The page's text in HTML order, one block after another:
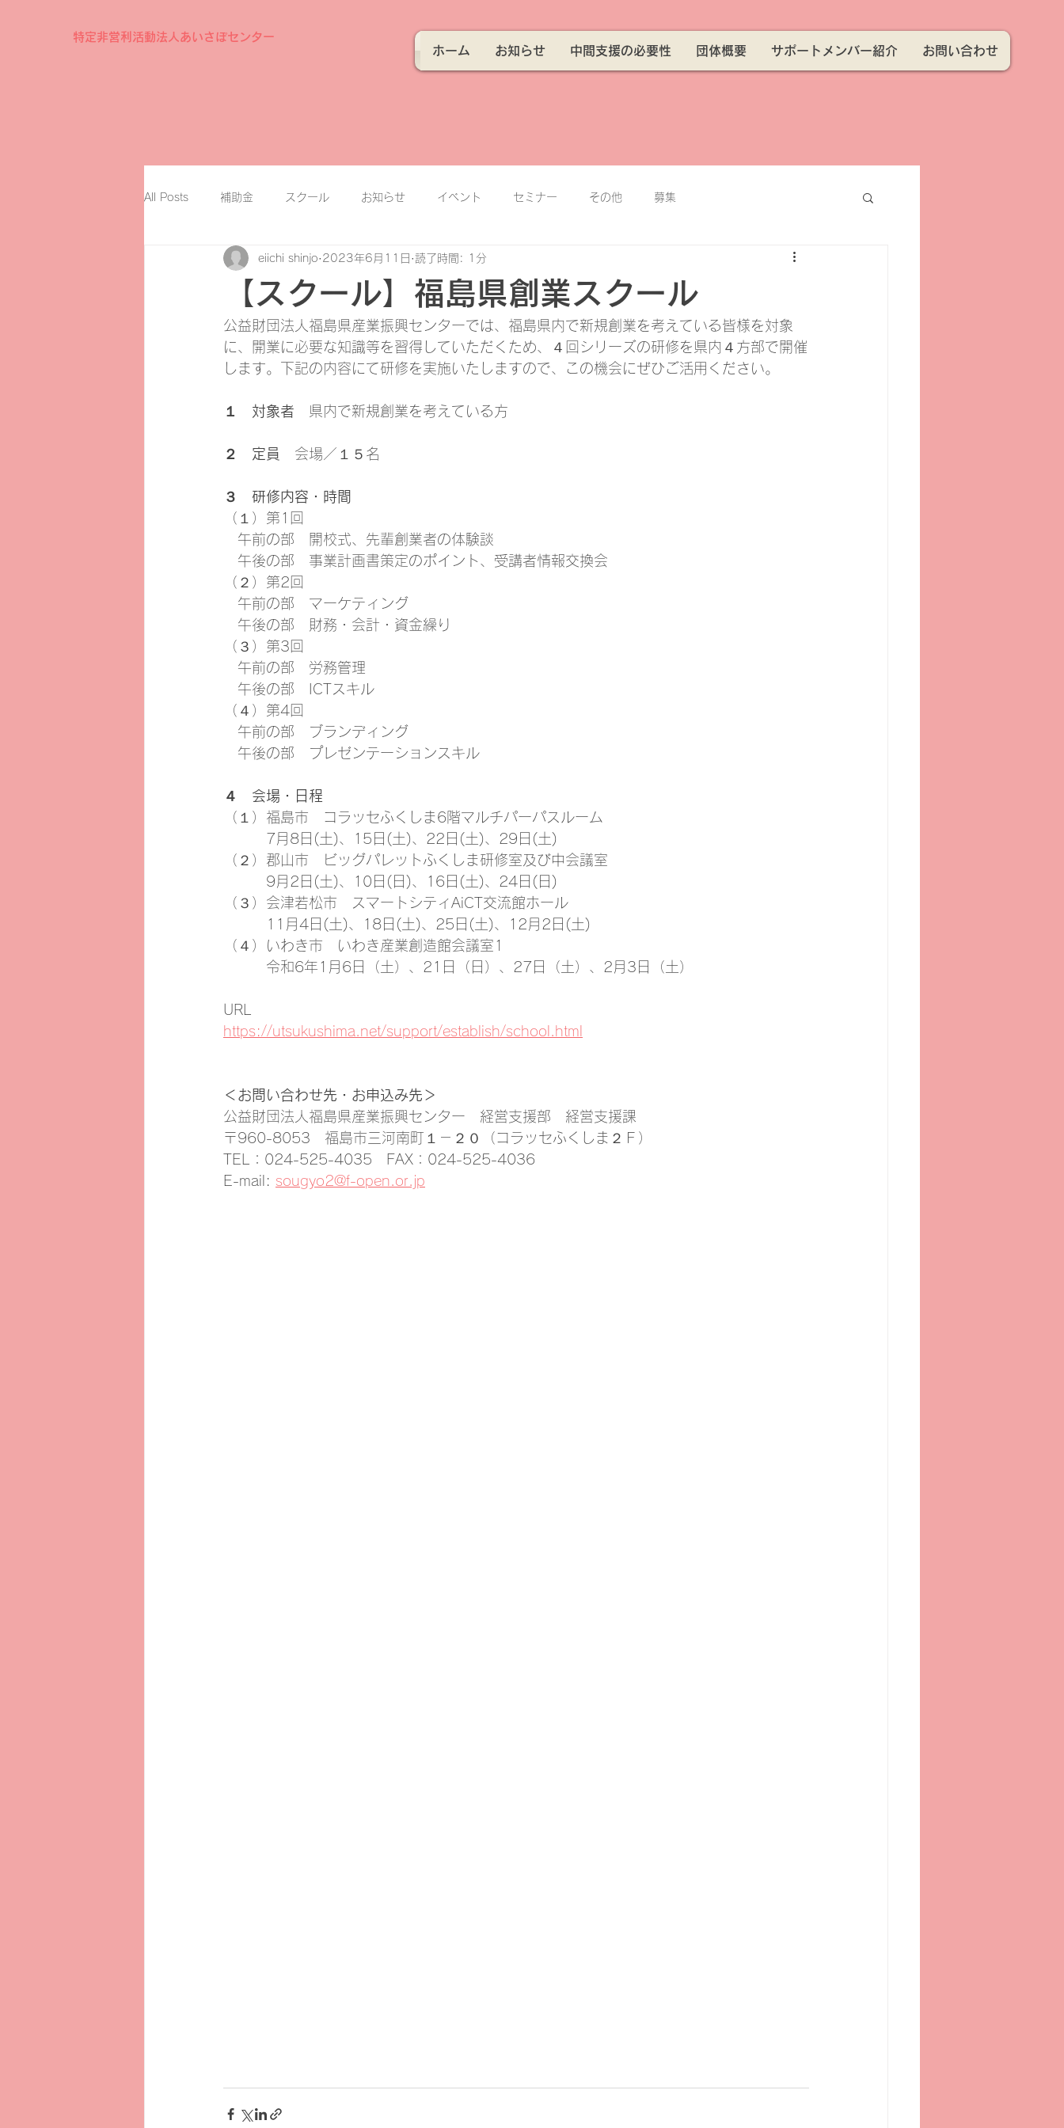
特定非営利活動法人あいさぽセンター
ホーム お知らせ 中間支援の必要性 団体概要 サポートメンバー紹介 お問い合わせ
All Posts 補助金 スクール お知らせ イベント セミナー その他 募集
【スクール】福島県創業スクール
eiichi shinjo 2023年6月11日 読了時間: 1分
公益財団法人福島県産業振興センターでは、福島県内で新規創業を考えている皆様を対象
に、開業に必要な知識等を習得していただくため、４回シリーズの研修を県内４方部で開催
します。下記の内容にて研修を実施いたしますので、この機会にぜひご活用ください。
１　対象者 県内で新規創業を考えている方
２　定員 会場／１５名
３　研修内容・時間
（１）第1回
午前の部　開校式、先輩創業者の体験談
午後の部　事業計画書策定のポイント、受講者情報交換会
（２）第2回
午前の部　マーケティング
午後の部　財務・会計・資金繰り
（３）第3回
午前の部　労務管理
午後の部　ICTスキル
（４）第4回
午前の部　ブランディング
午後の部　プレゼンテーションスキル
４　会場・日程
（１）福島市　コラッセふくしま6階マルチパーパスルーム
7月8日(土)、15日(土)、22日(土)、29日(土)
（２）郡山市　ビッグパレットふくしま研修室及び中会議室
9月2日(土)、10日(日)、16日(土)、24日(日)
（３）会津若松市　スマートシティAiCT交流館ホール
11月4日(土)、18日(土)、25日(土)、12月2日(土)
（４）いわき市　いわき産業創造館会議室1
令和6年1月6日（土）、21日（日）、27日（土）、2月3日（土）
URL
https://utsukushima.net/support/establish/school.html
＜お問い合わせ先・お申込み先＞
公益財団法人福島県産業振興センター　経営支援部　経営支援課
〒960-8053　福島市三河南町１－２０（コラッセふくしま２Ｆ）
TEL：024-525-4035　FAX：024-525-4036
E-mail: sougyo2@f-open.or.jp